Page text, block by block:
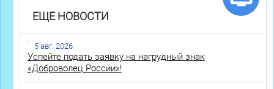
ЕЩЕ НОВОСТИ
5 авг. 2026
Успейте подать заявку на нагрудный знак
«Доброволец России»!